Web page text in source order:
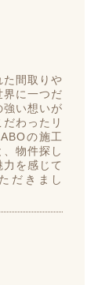
た間取りや
界に一つだ
強い想いが
わったリ
の施工
物件探し
を感じて
だきまし